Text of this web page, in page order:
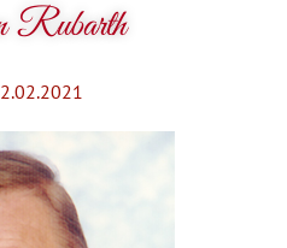
Rubarth